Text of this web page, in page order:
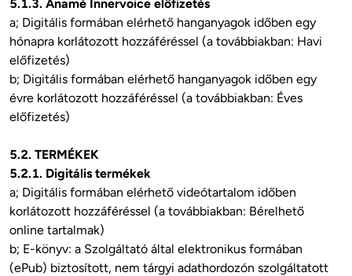
5.1.3. Anamé Innervoice előfizetés
a; Digitális formában elérhető hanganyagok időben egy
hónapra korlátozott hozzáféréssel (a továbbiakban: Havi
előfizetés)
b; Digitális formában elérhető hanganyagok időben egy
évre korlátozott hozzáféréssel (a továbbiakban: Éves
előfizetés)
5.2. TERMÉKEK
5.2.1. Digitális termékek
a; Digitális formában elérhető videótartalom időben
korlátozott hozzáféréssel (a továbbiakban: Bérelhető
online tartalmak)
b; E-könyv: a Szolgáltató által elektronikus formában
(ePub) biztosított, nem tárgyi adathordozón szolgáltatott